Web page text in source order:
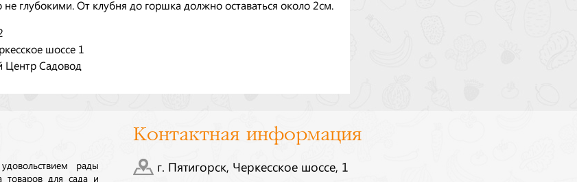
глубокими. От клубня до горшка должно оставаться около 2см.
шоссе 1
Центр Садовод
рады
товаров для сада и
Контактная информация
г. Пятигорск, Черкесское шоссе, 1